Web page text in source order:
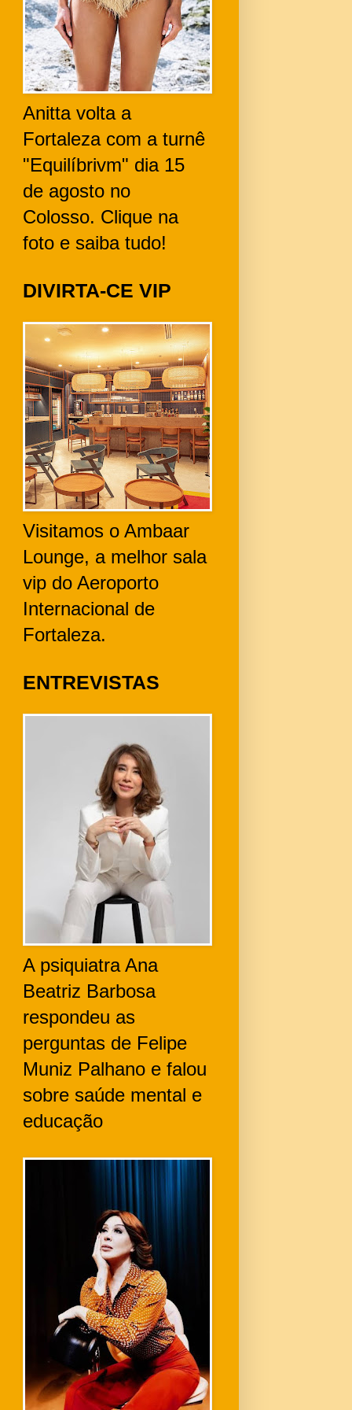
Anitta volta a
Fortaleza com a turnê
"Equilíbrivm" dia 15
de agosto no
Colosso. Clique na
foto e saiba tudo!
DIVIRTA-CE VIP
Visitamos o Ambaar
Lounge, a melhor sala
vip do Aeroporto
Internacional de
Fortaleza.
ENTREVISTAS
A psiquiatra Ana
Beatriz Barbosa
respondeu as
perguntas de Felipe
Muniz Palhano e falou
sobre saúde mental e
educação